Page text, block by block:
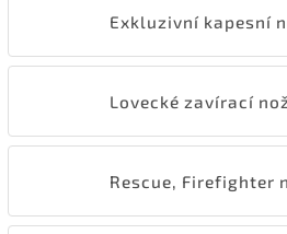
Exkluzivní kapesní
Lovecké zavírací
Rescue, Firefighter